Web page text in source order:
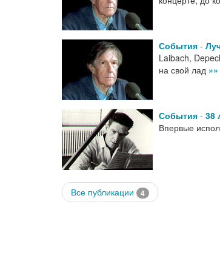
События -
Laibach,
на свой лад »»
События - 38
Впервые
Все публикации 4